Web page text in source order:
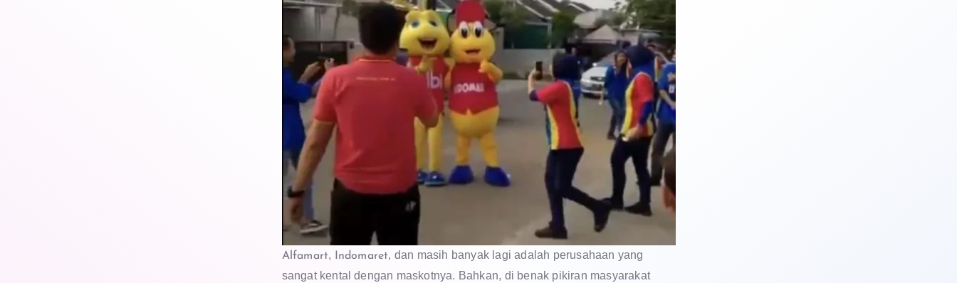
Alfamart, Indomaret, dan masih banyak lagi adalah perusahaan yang
sangat kental dengan maskotnya. Bahkan, di benak pikiran masyarakat